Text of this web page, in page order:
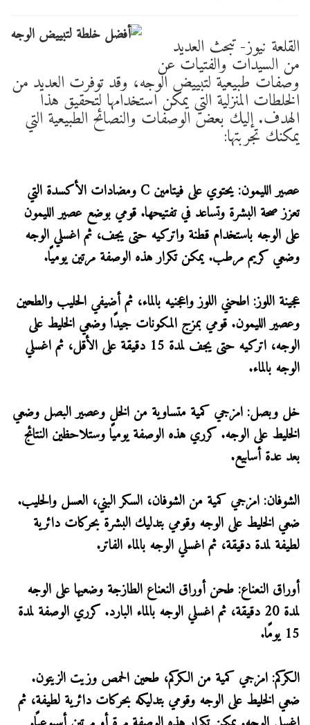
القلعة نيوز- تبحث العديد
من السيدات والفتيات عن
وصفات طبيعية لتبييض الوجه، وقد توفرت العديد من
الخلطات المنزلية التي يمكن استخدامها لتحقيق هذا
الهدف. إليك بعض الوصفات والنصائح الطبيعية التي
يمكنك تجربتها:
عصير الليمون: يحتوي على فيتامين C ومضادات الأكسدة التي
تعزز صحة البشرة وتساعد في تفتيحها. قومي بوضع عصير الليمون
على الوجه باستخدام قطنة واتركيه حتى يجف، ثم اغسلي الوجه
وضعي كريم مرطب. يمكن تكرار هذه الوصفة مرتين يوميًا.
عجينة اللوز: اطحني اللوز واعجنيه بالماء، ثم أضيفي الحليب والطحين
وعصير الليمون. قومي بمزج المكونات جيدًا وضعي الخليط على
الوجه، اتركيه حتى يجف لمدة 15 دقيقة على الأقل، ثم اغسلي
الوجه بالماء.
خل وبصل: امزجي كمية متساوية من الخل وعصير البصل وضعي
الخليط على الوجه. كرري هذه الوصفة يوميًا وستلاحظين النتائج
بعد عدة أسابيع.
الشوفان: امزجي كمية من الشوفان، السكر البني، العسل والحليب.
ضعي الخليط على الوجه وقومي بتدليك البشرة بحركات دائرية
لطيفة لمدة دقيقة، ثم اغسلي الوجه بالماء الفاتر.
أوراق النعناع: طحن أوراق النعناع الطازجة وضعيها على الوجه
لمدة 20 دقيقة، ثم اغسلي الوجه بالماء البارد. كرري الوصفة لمدة
15 يومًا.
الكركم: امزجي كمية من الكركم، طحين الحمص وزيت الزيتون.
ضعي الخليط على الوجه وقومي بتدليكه بحركات دائرية لطيفة، ثم